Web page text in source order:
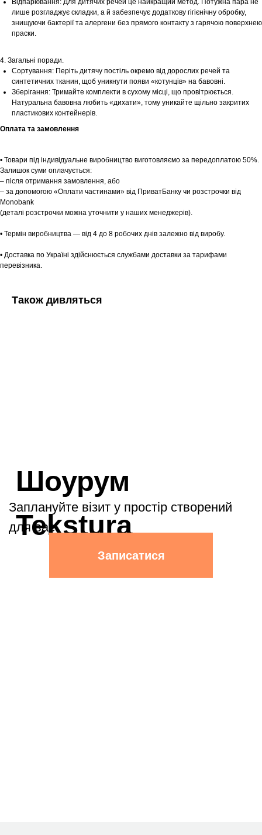
Відпарювання: Для дитячих речей це найкращий метод. Потужна пара не
лише розгладжує складки, а й забезпечує додаткову гігієнічну обробку,
знищуючи бактерії та алергени без прямого контакту з гарячою поверхнею
праски.
4. Загальні поради.
Сортування: Періть дитячу постіль окремо від дорослих речей та
синтетичних тканин, щоб уникнути появи «котунців» на бавовні.
Зберігання: Тримайте комплекти в сухому місці, що провітрюється.
Натуральна бавовна любить «дихати», тому уникайте щільно закритих
пластикових контейнерів.
Оплата та замовлення
• Товари під індивідуальне виробництво виготовляємо за передоплатою 50%.
Залишок суми оплачується:
– після отримання замовлення, або
– за допомогою «Оплати частинами» від ПриватБанку чи розстрочки від
Monobank
(деталі розстрочки можна уточнити у наших менеджерів).
• Термін виробництва — від 4 до 8 робочих днів залежно від виробу.
• Доставка по Україні здійснюється службами доставки за тарифами
перевізника.
Також дивляться
Шоурум
Tekstura
Заплануйте візит у простір створений
для вас
Записатися